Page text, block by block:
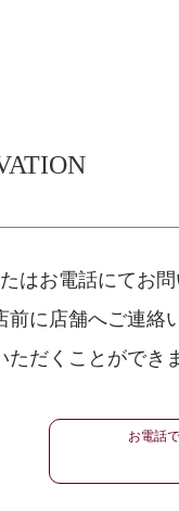
はお電話にてお問
前に店舗へご連絡
だくことができ
お電話